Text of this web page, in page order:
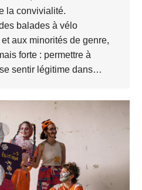
la convivialité.
balades à vélo
aux minorités de genre,
forte : permettre à
sentir légitime dans…